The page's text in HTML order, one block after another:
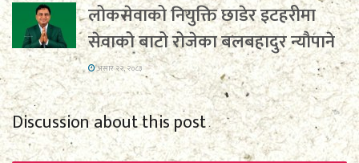
लोकसेवाको नियुक्ति छाडेर इटहरीमा
सेवाको बाटो रोजेका बलबहादुर न्यौपाने
असार २२, २०८३
Discussion about this post